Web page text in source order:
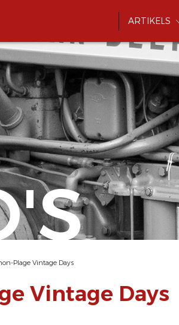
ARTIKELS
Plage Vintage Days
Vintage Days